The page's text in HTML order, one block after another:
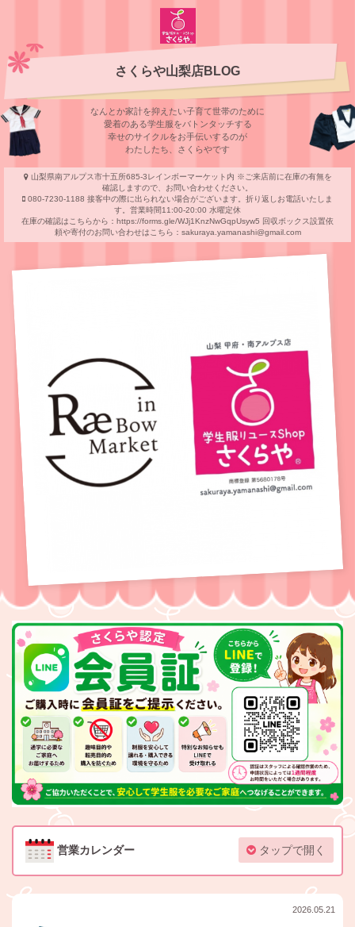
さくらや山梨店BLOG
なんとか家計を抑えたい子育て世帯のために
愛着のある学⽣服をバトンタッチする
幸せのサイクルをお⼿伝いするのが
わたしたち、さくらやです
山梨県南アルプス市十五所685‐3レインボーマーケット内 ※ご来店前に在庫の有無を
確認しますので、お問い合わせください。
080-7230‐1188 接客中の際に出られない場合がございます。折り返しお電話いたしま
す。営業時間11:00-20:00 水曜定休
在庫の確認はこちらから：https://forms.gle/WJj1KnzNwGqpUsyw5 回収ボックス設置依
頼や寄付のお問い合わせはこちら：sakuraya.yamanashi@gmail.com
営業カレンダー タップで開く
2026.05.21